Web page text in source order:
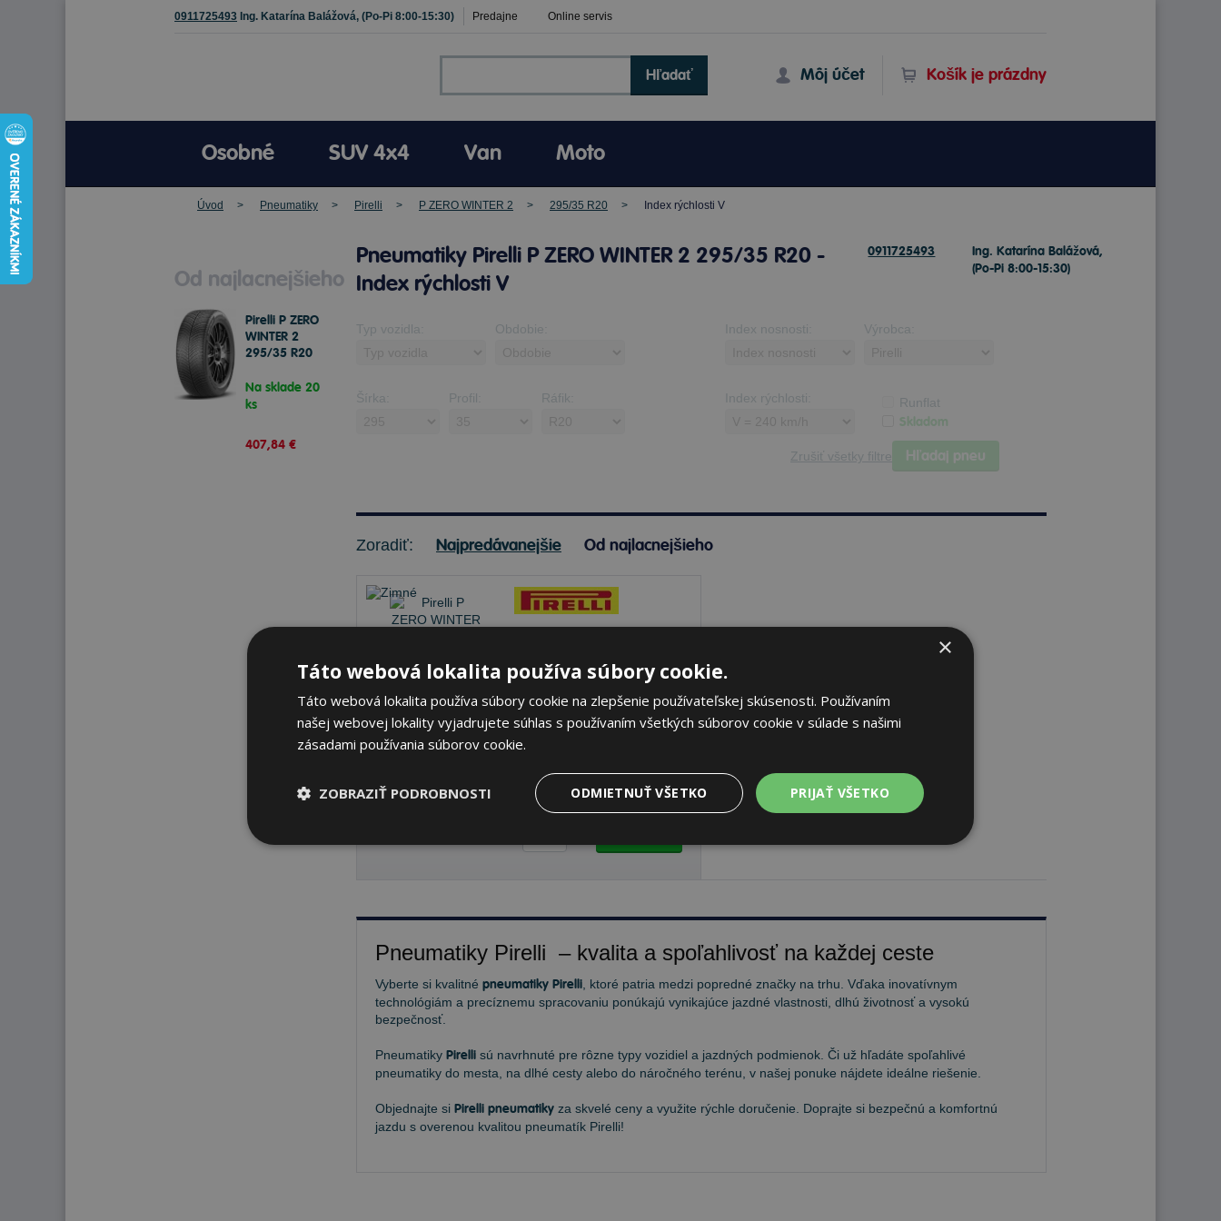
0911725493 Ing. Katarína Balážová, (Po-Pi 8:00-15:30) Predajne Online servis
Košík je prázdny
Môj účet
Hľadať
Osobné SUV 4x4 Van Moto
Úvod Pneumatiky Pirelli P ZERO WINTER 2 295/35 R20 Index rýchlosti V
Od najlacnejšieho
Pirelli P ZERO
WINTER 2
295/35 R20
Na sklade 20
ks
407,84 €
Pneumatiky Pirelli P ZERO WINTER 2 295/35 R20 -
Index rýchlosti V
0911725493
Ing. Katarína Balážová,
(Po-Pi 8:00-15:30)
Typ vozidla: Obdobie: Index nosnosti: Výrobca:
Šírka: Profil: Ráfik: Index rýchlosti: Runflat
Skladom
Zrušiť všetky filtre Hľadaj pneu
Zoradiť: Najpredávanejšie Od najlacnejšieho
295/35 R20 105 V Zimné
Na sklade 20 ks K odberu na predajni 12.8.2026
Pneumatiky Pirelli – kvalita a spoľahlivosť na každej ceste
Vyberte si kvalitné pneumatiky Pirelli , ktoré patria medzi popredné značky na trhu. Vďaka inovatívnym
technológiám a precíznemu spracovaniu ponúkajú vynikajúce jazdné vlastnosti, dlhú životnosť a vysokú
bezpečnosť.
Pneumatiky Pirelli sú navrhnuté pre rôzne typy vozidiel a jazdných podmienok. Či už hľadáte spoľahlivé
pneumatiky do mesta, na dlhé cesty alebo do náročného terénu, v našej ponuke nájdete ideálne riešenie.
Objednajte si Pirelli pneumatiky za skvelé ceny a využite rýchle doručenie. Doprajte si bezpečnú a komfortnú
jazdu s overenou kvalitou pneumatík Pirelli!
×
Táto webová lokalita používa súbory cookie.
Táto webová lokalita používa súbory cookie na zlepšenie používateľskej skúsenosti. Používaním
našej webovej lokality vyjadrujete súhlas s používaním všetkých súborov cookie v súlade s našimi
zásadami používania súborov cookie.
PRIJAŤ VŠETKO
ODMIETNUŤ VŠETKO
ZOBRAZIŤ PODROBNOSTI